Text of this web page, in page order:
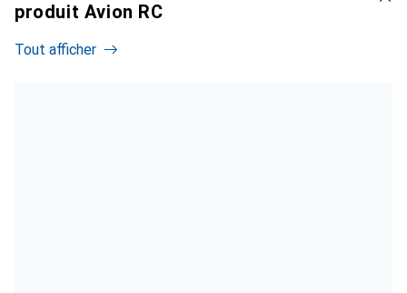
produit Avion RC
Tout afficher